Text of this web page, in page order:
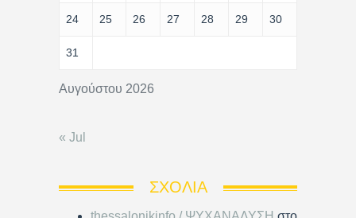
Αυγούστου 2026
24 25 26 27 28 29 30
31
« Jul
ΣΧΌΛΙΑ